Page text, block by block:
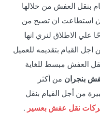
بنقل العفش من خلالها
استطاعت ان تصبح من
علي الاطلاق لنري انها
القيام بتقديمه للعميل
العفش مبسط للغاية
بنجران من أكثر
من أجل القيام بنقل
نقل عفش بعسير .